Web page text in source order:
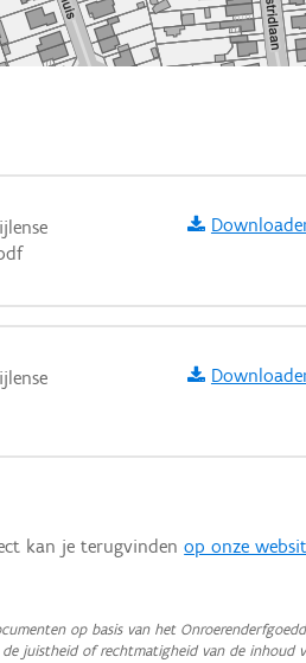
kan je terugvindenop onze
op basis van het
juistheid of rechtmatigheid van de inhoud